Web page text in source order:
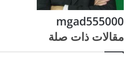
mgad555000
مقالات ذات صلة